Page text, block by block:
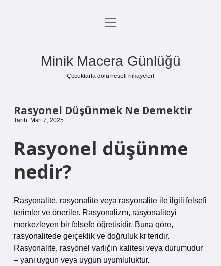
Anasayfa
menüyü
Minik Macera Günlüğü
Çocuklarla dolu neşeli hikayeler!
Rasyonel Düşünmek Ne Demektir
Tarih: Mart 7, 2025
Rasyonel düşünme
nedir?
Rasyonalite, rasyonalite veya rasyonalite ile ilgili felsefi
terimler ve öneriler. Rasyonalizm, rasyonaliteyi
merkezleyen bir felsefe öğretisidir. Buna göre,
rasyonalitede gerçeklik ve doğruluk kriteridir.
Rasyonalite, rasyonel varlığın kalitesi veya durumudur
– yani uygun veya uygun uyumluluktur.